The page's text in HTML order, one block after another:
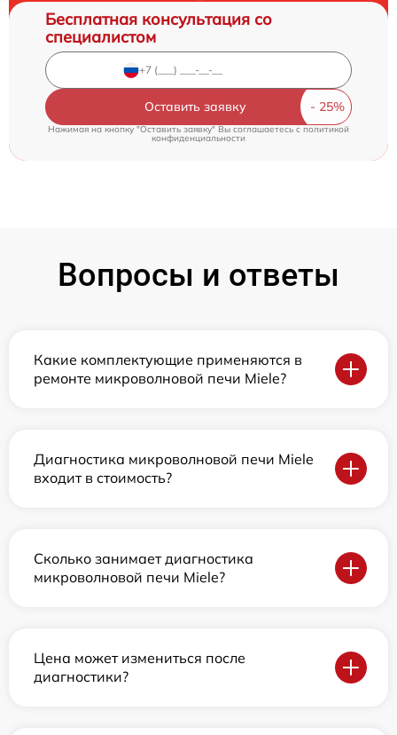
Бесплатная консультация со
специалистом
Оставить заявку
Нажимая на кнопку "Оставить заявку" Вы соглашаетесь cполитикой
конфиденциальности
Вопросы и ответы
Какие комплектующие применяются в
ремонте микроволновой печи Miele?
Диагностика микроволновой печи Miele
входит в стоимость?
Сколько занимает диагностика
микроволновой печи Miele?
Цена может измениться после
диагностики?